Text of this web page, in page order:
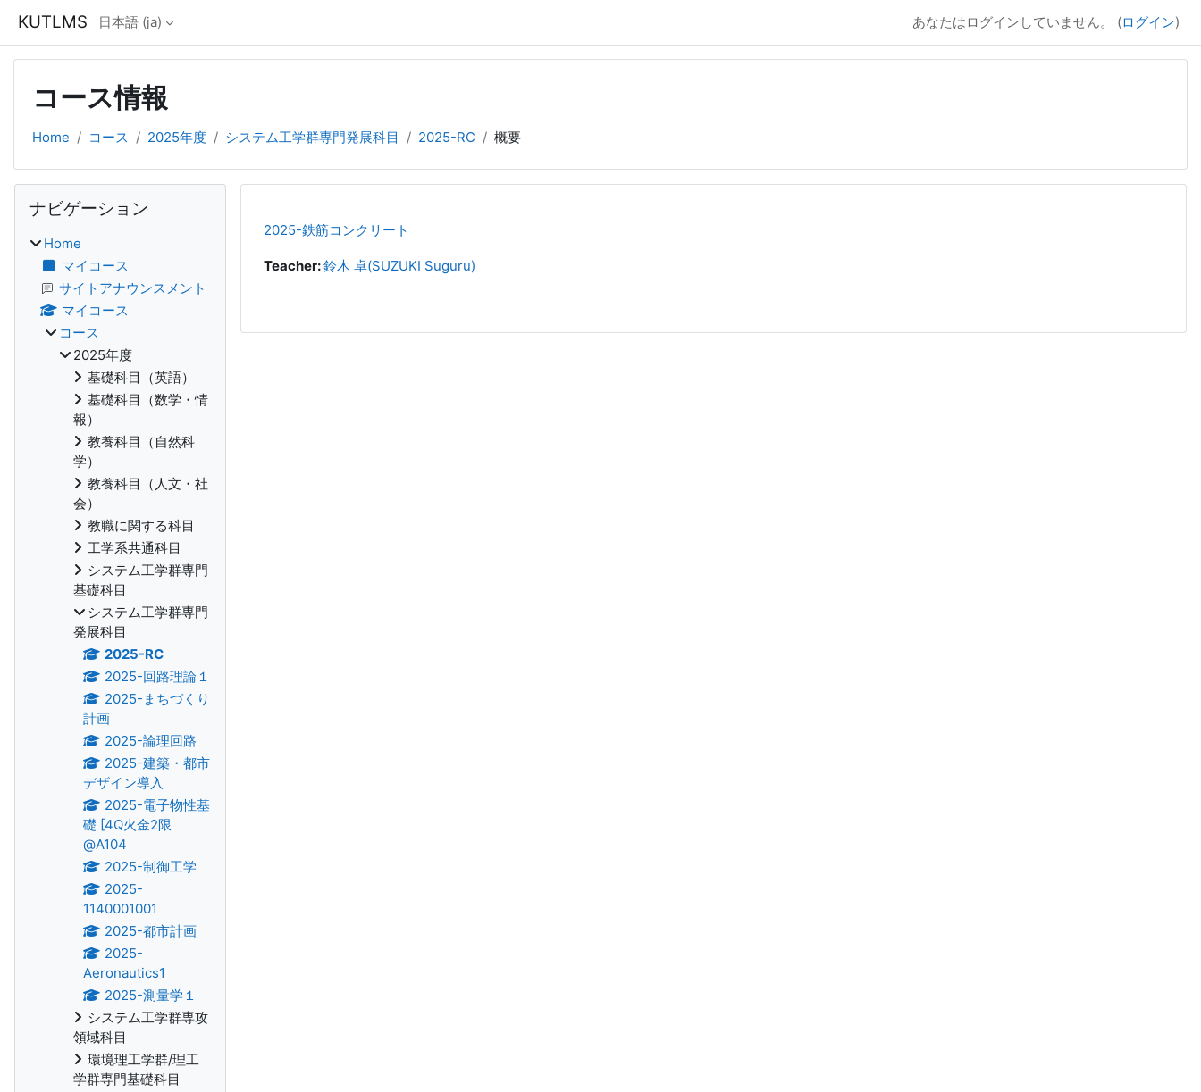
KUTLMS 日本語 ‎(ja)‎ あなたはログインしていません。 (ログイン)
コース情報
Home コース 2025年度 システム工学群専門発展科目 2025-RC 概要
2025-鉄筋コンクリート
Teacher:鈴木 卓(SUZUKI Suguru)
ブロック
ナビゲーション
Home
マイコース
サイトアナウンスメント
マイコース
コース
2025年度
基礎科目（英語）
基礎科目（数学・情
報）
教養科目（自然科
学）
教養科目（人文・社
会）
教職に関する科目
工学系共通科目
システム工学群専門
基礎科目
システム工学群専門
発展科目
2025-RC
2025-回路理論１
2025-まちづくり
計画
2025-論理回路
2025-建築・都市
デザイン導入
2025-電子物性基
礎 [4Q火金2限
@A104
2025-制御工学
2025-
1140001001
2025-都市計画
2025-
Aeronautics1
2025-測量学１
システム工学群専攻
領域科目
環境理工学群/理工
学群専門基礎科目